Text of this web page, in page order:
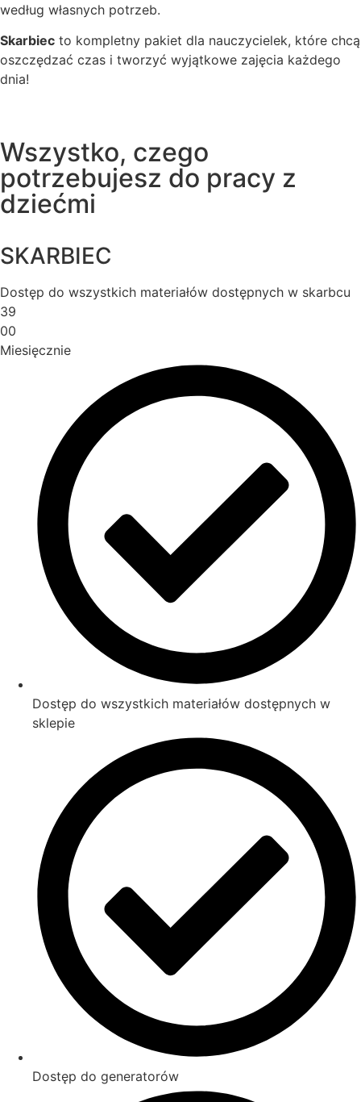
według własnych potrzeb.
Skarbiec to kompletny pakiet dla nauczycielek, które chcą
oszczędzać czas i tworzyć wyjątkowe zajęcia każdego
dnia!
Wszystko, czego
potrzebujesz do pracy z
dziećmi
SKARBIEC
Dostęp do wszystkich materiałów dostępnych w skarbcu
39
00
Miesięcznie
Dostęp do wszystkich materiałów dostępnych w
sklepie
Dostęp do generatorów